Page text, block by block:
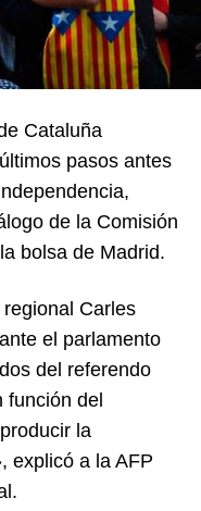
Cataluña
pasos antes
de la Comisión
bolsa de Madrid.
Carles
el parlamento
del referendo
función del
la
explicó a la AFP